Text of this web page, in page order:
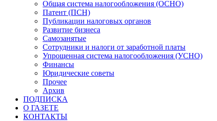
Общая система налогообложения (ОСНО)
Патент (ПСН)
Публикации налоговых органов
Развитие бизнеса
Самозанятые
Сотрудники и налоги от заработной платы
Упрощенная система налогообложения (УСНО)
Финансы
Юридические советы
Прочее
Архив
ПОДПИСКА
О ГАЗЕТЕ
КОНТАКТЫ